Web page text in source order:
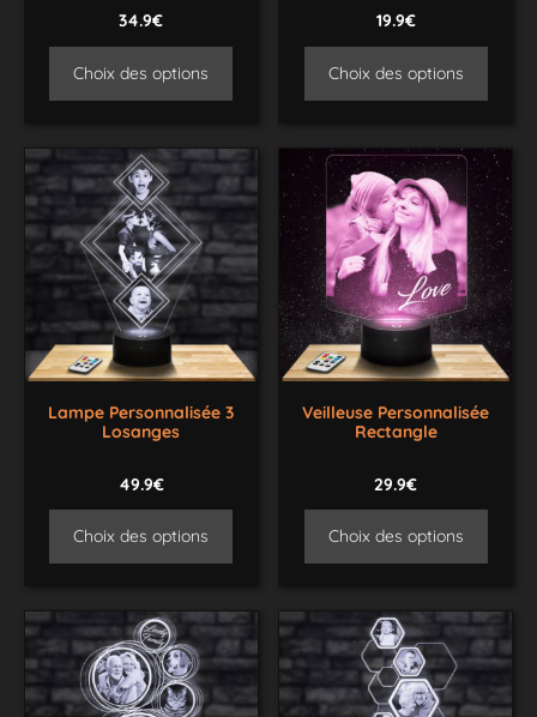
34.9€
Choix des options
19.9€
Choix des options
Lampe Personnalisée 3
Losanges
49.9€
Choix des options
Veilleuse Personnalisée
Rectangle
29.9€
Choix des options